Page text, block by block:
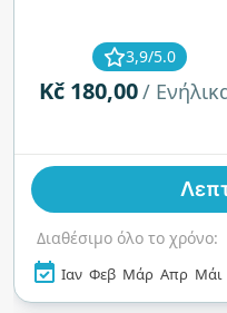
εξωτερικές
νεροτσουλήθρες,
μοναδική υδάτινη
αερογεωθερμικές
ζωντανεύει με
ηλιοθεραπείας και
και οι υπηρεσίες
εμπειρία,
όλο το χρόνο για
3,9/5.0
Kč 180,00/
Διαθέσιμο όλο το χρόνο:
Ιαν Φεβ Μάρ Απρ Μάι